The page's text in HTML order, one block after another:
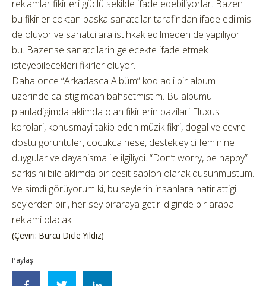
reklamlar fikirleri güclü sekilde ifade edebiliyorlar. Bazen
bu fikirler coktan baska sanatcilar tarafindan ifade edilmis
de oluyor ve sanatcilara istihkak edilmeden de yapiliyor
bu. Bazense sanatcilarin gelecekte ifade etmek
isteyebilecekleri fikirler oluyor.
Daha once “Arkadasca Albüm” kod adli bir album
üzerinde calistigimdan bahsetmistim. Bu albümü
planladigimda aklimda olan fikirlerin bazilari Fluxus
korolari, konusmayi takip eden müzik fikri, dogal ve cevre-
dostu görüntüler, cocukca nese, destekleyici feminine
duygular ve dayanisma ile ilgiliydi. “Don’t worry, be happy”
sarkisini bile aklimda bir cesit sablon olarak düsünmüstüm.
Ve simdi görüyorum ki, bu seylerin insanlara hatirlattigi
seylerden biri, her sey biraraya getirildiginde bir araba
reklami olacak.
(Çeviri: Burcu Dicle Yıldız)
Paylaş